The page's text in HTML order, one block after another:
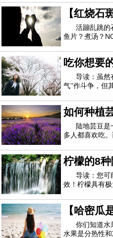
样。那么，武
饮食习惯利于
合物、蛋白质
【红烧石
鱼的好处
活蹦乱跳的
鱼片？煮汤？
斑鱼做法与一
别，比如不能
嗦了，马上呈
吃你想要
谢你的基
导读：虽然
气’’作斗争，但
报道，某些
种折磨。研究负
Farooqi）表示
如何种植
陆地芸豆是
多人都喜欢吃
让大家知道如
地芸豆怎么种
用清水浸泡，
柠檬的8
导读：您可
效！柠檬具有
多种益处。但
还有无数其他
疗法，您可以
【哈密瓜
哈密瓜
你们知道水
水果是分热性